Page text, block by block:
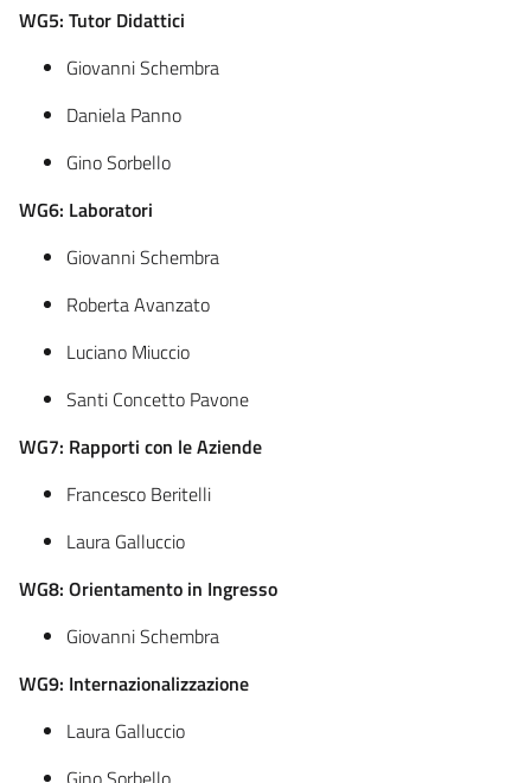
WG5: Tutor Didattici
Giovanni Schembra
Daniela Panno
Gino Sorbello
WG6: Laboratori
Giovanni Schembra
Roberta Avanzato
Luciano Miuccio
Santi Concetto Pavone
WG7: Rapporti con le Aziende
Francesco Beritelli
Laura Galluccio
WG8: Orientamento in Ingresso
Giovanni Schembra
WG9: Internazionalizzazione
Laura Galluccio